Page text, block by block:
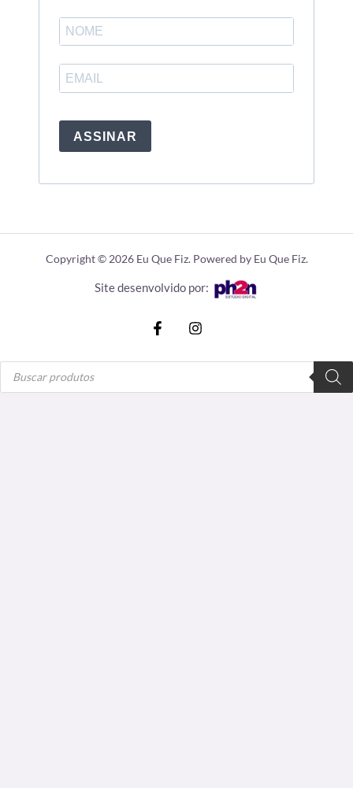
ASSINAR
Copyright © 2026 Eu Que Fiz. Powered by Eu Que Fiz.
Site desenvolvido por:
Pesquisar
produtos